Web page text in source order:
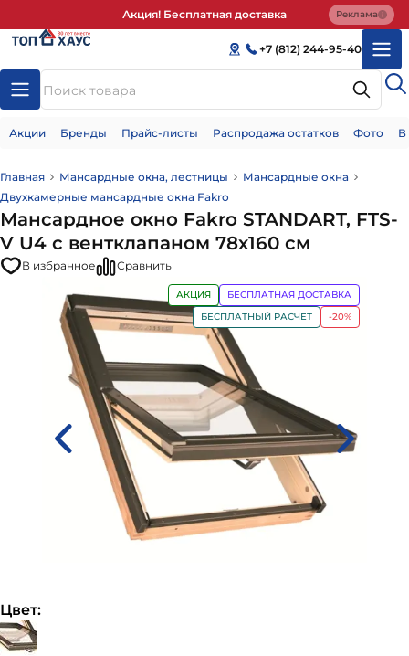
Акция! Бесплатная доставка Реклама
+7 (812) 244-95-40
Акции Бренды Прайс-листы Распродажа остатков Фото
Главная Мансардные окна, лестницы
Мансардные окна
Двухкамерные мансардные окна Fakro
Мансардное окно Fakro STANDART, FTS-
V U4 с вентклапаном 78х160 см
В избранное Сравнить
АКЦИЯ
БЕСПЛАТНАЯ ДОСТАВКА
БЕСПЛАТНЫЙ РАСЧЕТ
-20%
Цвет: